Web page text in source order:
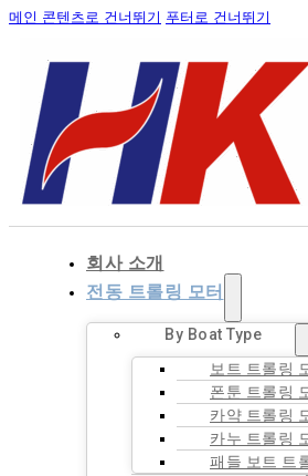
메인 콘텐츠로 건너뛰기 푸터로 건너뛰기
회사 소개
전동 트롤링 모터
By Boat Type
보트 트롤링
폰툰 트롤링
카약 트롤링
카누 트롤링
패들 보트 트